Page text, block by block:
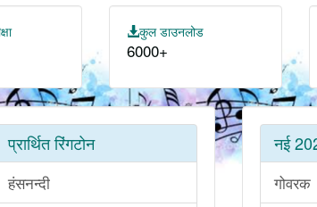
कुल डाउनलोड
6000+
प्रार्थित रिंगटोन
हंसनन्दी
नई
गोवरक